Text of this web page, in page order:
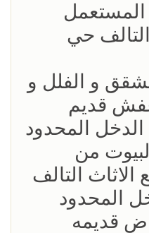
المستعمل
حي
و الفلل و
قديم
الدخل المحدود
من
الاثاث التالف
المحدود
قديمه